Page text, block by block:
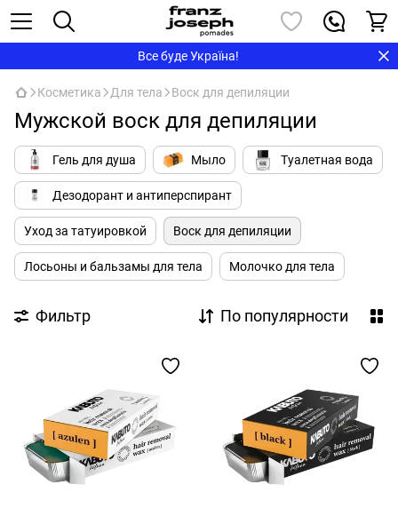
Все буде Україна!
Косметика Для тела Воск для депиляции
Мужской воск для депиляции
Гель для душа Мыло Туалетная вода
Дезодорант и антиперспирант
Уход за татуировкой Воск для депиляции
Лосьоны и бальзамы для тела Молочко для тела
Фильтр По популярности